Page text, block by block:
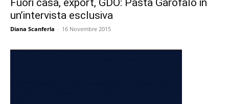
Fuori casa, export, GDO: Pasta Garofalo in
un’intervista esclusiva
Diana Scanferla - 16 Novembre 2015